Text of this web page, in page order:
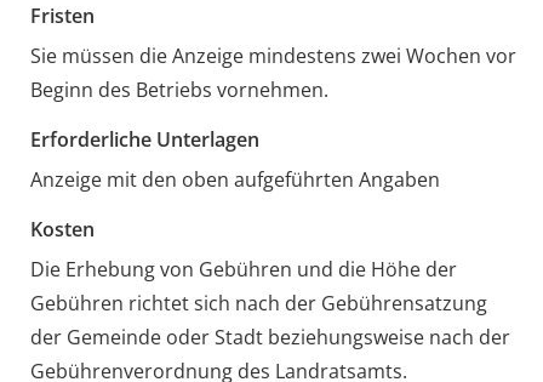
Fristen
Sie müssen die Anzeige mindestens zwei Wochen vor
Beginn des Betriebs vornehmen.
Erforderliche Unterlagen
Anzeige mit den oben aufgeführten Angaben
Kosten
Die Erhebung von Gebühren und die Höhe der
Gebühren richtet sich nach der Gebührensatzung
der Gemeinde oder Stadt beziehungsweise nach der
Gebührenverordnung des Landratsamts.